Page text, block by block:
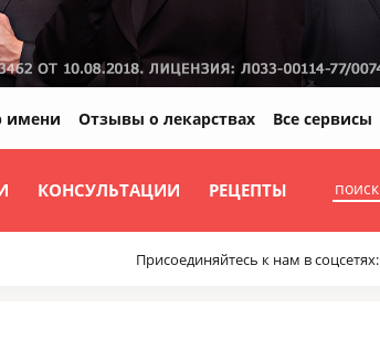
КОНСУЛЬТАЦИИ РЕЦЕПТЫ
имени Отзывы о лекарствах Все сервисы
Присоединяйтесь к нам в соцсетях: